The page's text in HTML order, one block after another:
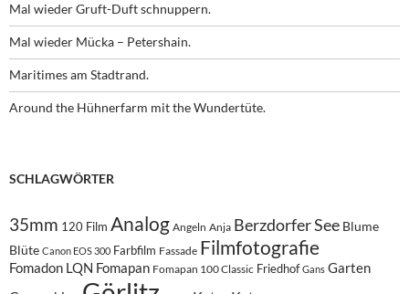
Mal wieder Gruft-Duft schnuppern.
Mal wieder Mücka – Petershain.
Maritimes am Stadtrand.
Around the Hühnerfarm mit the Wundertüte.
SCHLAGWÖRTER
35mm 120 Film Analog Angeln Anja Berzdorfer See Blume
Blüte Canon EOS 300 Farbfilm Fassade Filmfotografie
Fomadon LQN Fomapan Fomapan 100 Classic Friedhof Gans Garten